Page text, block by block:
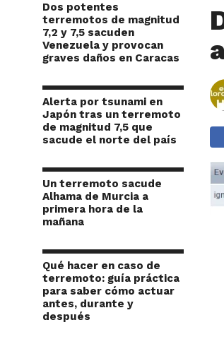
Dos potentes
terremotos de magnitud
7,2 y 7,5 sacuden
Venezuela y provocan
graves daños en Caracas
Alerta por tsunami en
Japón tras un terremoto
de magnitud 7,5 que
sacude el norte del país
Un terremoto sacude
Alhama de Murcia a
primera hora de la
mañana
Qué hacer en caso de
terremoto: guía práctica
para saber cómo actuar
antes, durante y
después